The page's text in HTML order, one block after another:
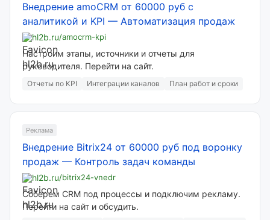
Внедрение amoCRM от 60000 руб с
аналитикой и KPI — Автоматизация продаж
hl2b.ru/amocrm-kpi
Настроим этапы, источники и отчеты для
руководителя. Перейти на сайт.
Отчеты по KPI Интеграции каналов План работ и сроки
Реклама
Внедрение Bitrix24 от 60000 руб под воронку
продаж — Контроль задач команды
hl2b.ru/bitrix24-vnedr
Соберем CRM под процессы и подключим рекламу.
Перейти на сайт и обсудить.